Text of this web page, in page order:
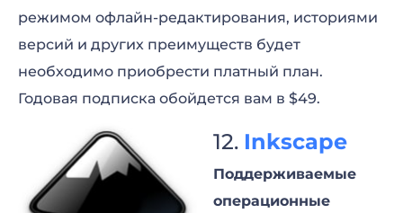
режимом офлайн-редактирования, историями
версий и других преимуществ будет
необходимо приобрести платный план.
Годовая подписка обойдется вам в $49.
Inkscape
Поддерживаемые
операционные